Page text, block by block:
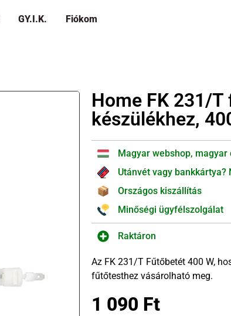
GY.I.K. Fiókom
Home FK 231/T
készülékhez,
Magyar webshop, magyar
Utánvét vagy bankkártya?
Országos kiszállítás
Minőségi ügyfélszolgálat
Raktáron
Az FK 231/T Fűtőbetét 400 W,
fűtőtesthez vásárolható meg.
1 090 Ft